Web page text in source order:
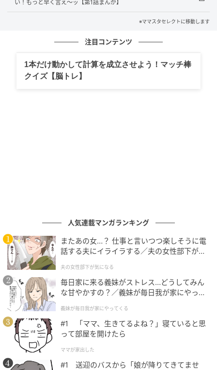
出典：select.mamastar.jp
母が安心して帰ったことを伝えると義母もほっとした
ような様子です。食事会やお茶は、義母自身がしても
らいたかったことなのかもしれません。
い！もっと早く言え～ッ【第1話まんが】
※ママスタセレクトに移動します
注目コンテンツ
1本だけ動かして計算を成立させよう！マッチ棒
クイズ【脳トレ】
人気連載マンガランキング
またあの女…？ 仕事と言いつつ楽しそうに電
話する夫にイライラする／夫の女性部下が気
夫の女性部下が気になる
毎日家に来る義妹がストレス…どうしてみん
な甘やかすの？／義妹が毎日我が家にやって
が】
義妹が毎日我が家にやってくる
#1 「ママ、生きてるよね？」寝ていると思
って部屋を開けたら
ママが家出した
#1 送迎のバスから「娘が降りてきてませ